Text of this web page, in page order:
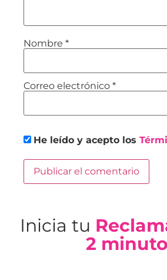
Nombre *
Correo electrónico *
He leído y acepto los
Inicia tu
2